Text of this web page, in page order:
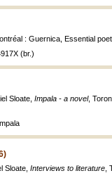
: Guernica, Essential
(br.)
Sloate, Impala - a novel,
Sloate, Interviews to literature